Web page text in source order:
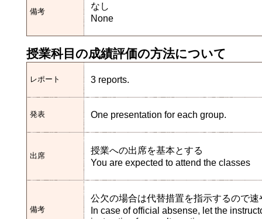
備考
なし
None
授業科目の成績評価の方法について
レポート 3 reports.
発表 One presentation for each group.
出席
授業への出席を基本とする
You are expected to attend the classes
備考
公欠の場合は代替措置を指示するので
In case of official absense, let the